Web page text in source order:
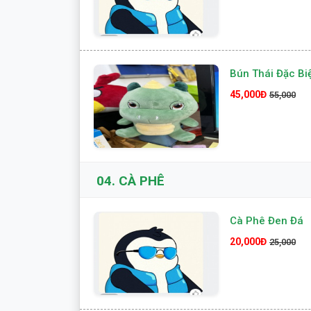
Bún Thái Đặc
45,000Đ 55,000
04. CÀ PHÊ
Cà Phê Đen Đá
20,000Đ 25,000